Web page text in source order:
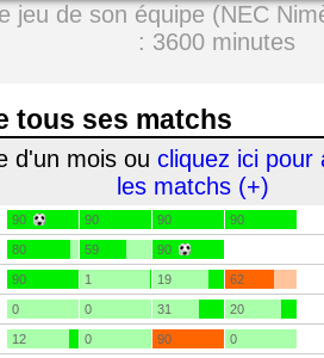
jeu de son équipe (NEC
: 3600 minutes
tous ses matchs
d'un mois ou cliquez ici pour
les matchs (+)
90 90 90 90
80 59 90
90 1 19 62
0 0 31 20
12 0 90 0